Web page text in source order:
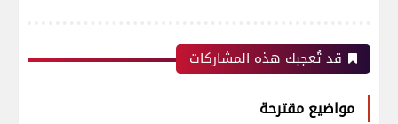
قد تُعجبك هذه المشاركات
مواضيع مقترحة